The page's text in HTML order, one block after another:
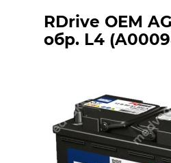
RDrive OEM
обр. L4